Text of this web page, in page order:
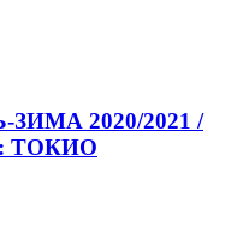
ЗИМА 2020/2021 /
ТОКИО